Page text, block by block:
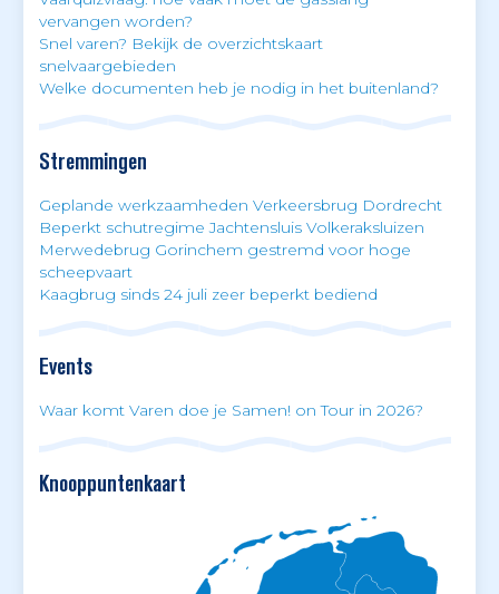
vervangen worden?
Snel varen? Bekijk de overzichtskaart
snelvaargebieden
Welke documenten heb je nodig in het buitenland?
Stremmingen
Geplande werkzaamheden Verkeersbrug Dordrecht
Beperkt schutregime Jachtensluis Volkeraksluizen
Merwedebrug Gorinchem gestremd voor hoge
scheepvaart
Kaagbrug sinds 24 juli zeer beperkt bediend
Events
Waar komt Varen doe je Samen! on Tour in 2026?
Knooppuntenkaart